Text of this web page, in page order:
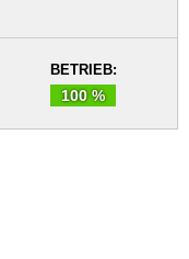
BETRIEB:
100 %